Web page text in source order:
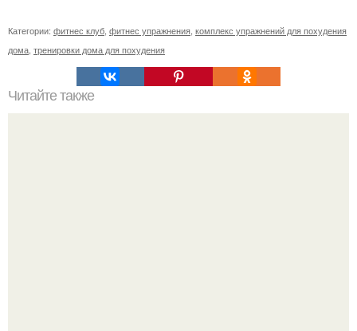
Категории: фитнес клуб, фитнес упражнения, комплекс упражнений для похудения
дома, тренировки дома для похудения
Читайте также